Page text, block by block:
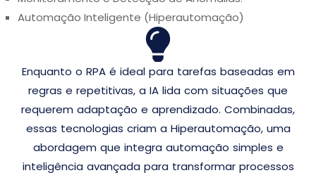
Automação Inteligente (Hiperautomação)
Enquanto o RPA é ideal para tarefas baseadas em
regras e repetitivas, a IA lida com situações que
requerem adaptação e aprendizado. Combinadas,
essas tecnologias criam a Hiperautomação, uma
abordagem que integra automação simples e
inteligência avançada para transformar processos